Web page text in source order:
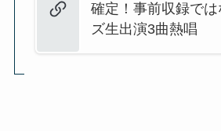
確定！事前収録で
ズ生出演3曲熱唱